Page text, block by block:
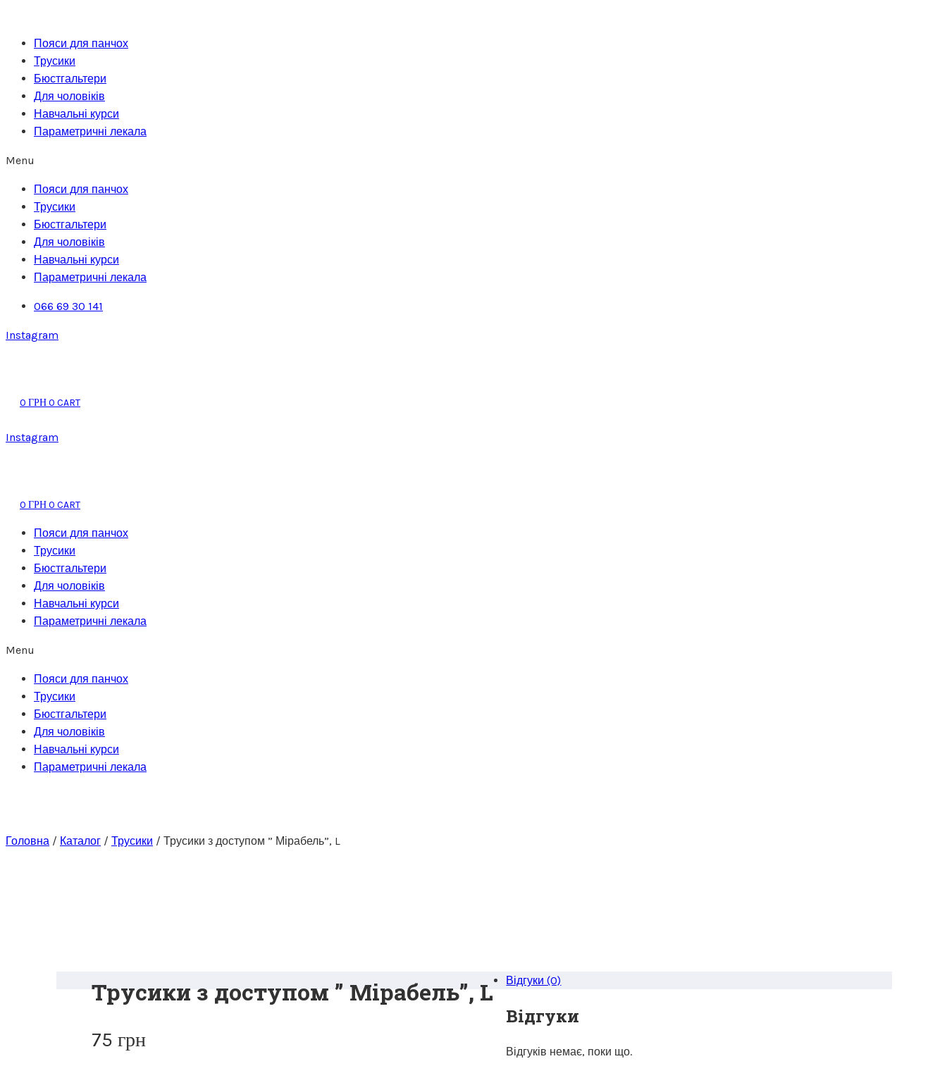
вмістуПояси для панчох
Трусики
Бюстгальтери
Для чоловіків
Навчальні курси
Параметричні лекала
Menu
Пояси для панчох
Трусики
Бюстгальтери
Для чоловіків
Навчальні курси
Параметричні лекала
066 69 30 141
Instagram
0 ГРН 0 CART
Instagram
0 ГРН 0 CART
Пояси для панчох
Трусики
Бюстгальтери
Для чоловіків
Навчальні курси
Параметричні лекала
Menu
Пояси для панчох
Трусики
Бюстгальтери
Для чоловіків
Навчальні курси
Параметричні лекала
Головна / Каталог / Трусики / Трусики з доступом ” Мірабель”, L
Трусики з доступом ” Мірабель”, L
75 грн
Відгуки (0)
Відгуки
Відгуків немає, поки що.